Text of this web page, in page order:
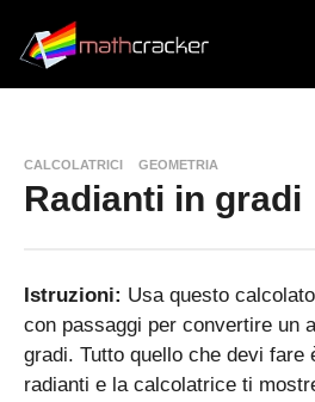
CALCOLATRICI GEOMETRIA
Radianti in gradi
Istruzioni: Usa questo
con passaggi per convertire un
gradi. Tutto quello che devi fare
radianti e la calcolatrice ti